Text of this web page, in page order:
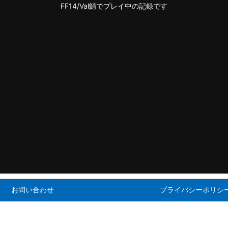
FF14/Val鯖でプレイ中の記録です
お問い合わせ プライバシーポリシ